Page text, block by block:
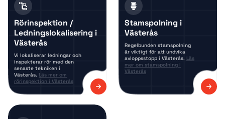
Rörinspektion /
Ledningslokalisering i
Västerås
Vi lokaliserar ledningar och
inspekterar rör med den
senaste tekniken i
Västerås. Läs mer om
rörinspektion i Västerås
Stamspolning i
Västerås
Regelbunden stamspolning
är viktigt för att undvika
avloppsstopp i Västerås. Läs
mer om stamspolning i
Västerås